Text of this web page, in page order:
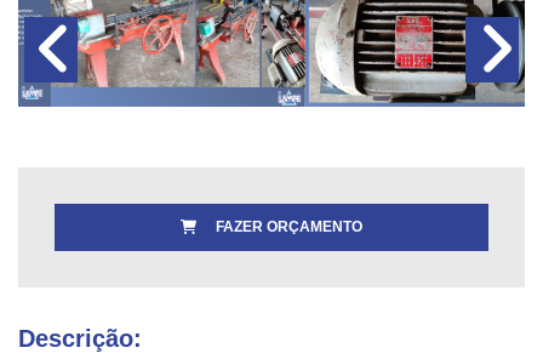
FAZER ORÇAMENTO
Descrição: